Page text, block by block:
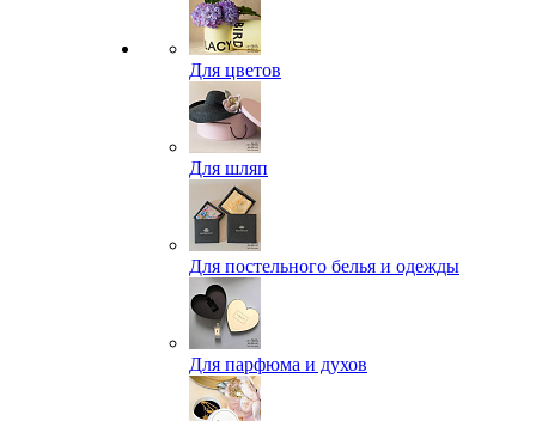
Для цветов
Для шляп
Для постельного белья и одежды
Для парфюма и духов